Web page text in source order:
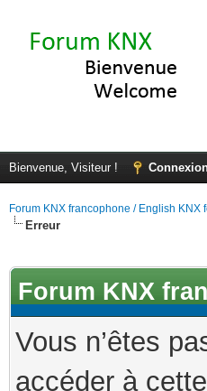
Bienvenue, Visiteur !
Forum KNX francophone / English KNX
Erreur
Forum KNX
Vous n’êtes
accéder à